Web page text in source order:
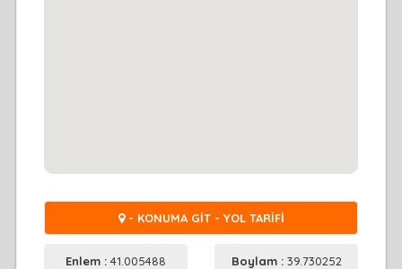
- KONUMA GİT - YOL TARİFİ
Enlem :41.005488 Boylam : 39.730252